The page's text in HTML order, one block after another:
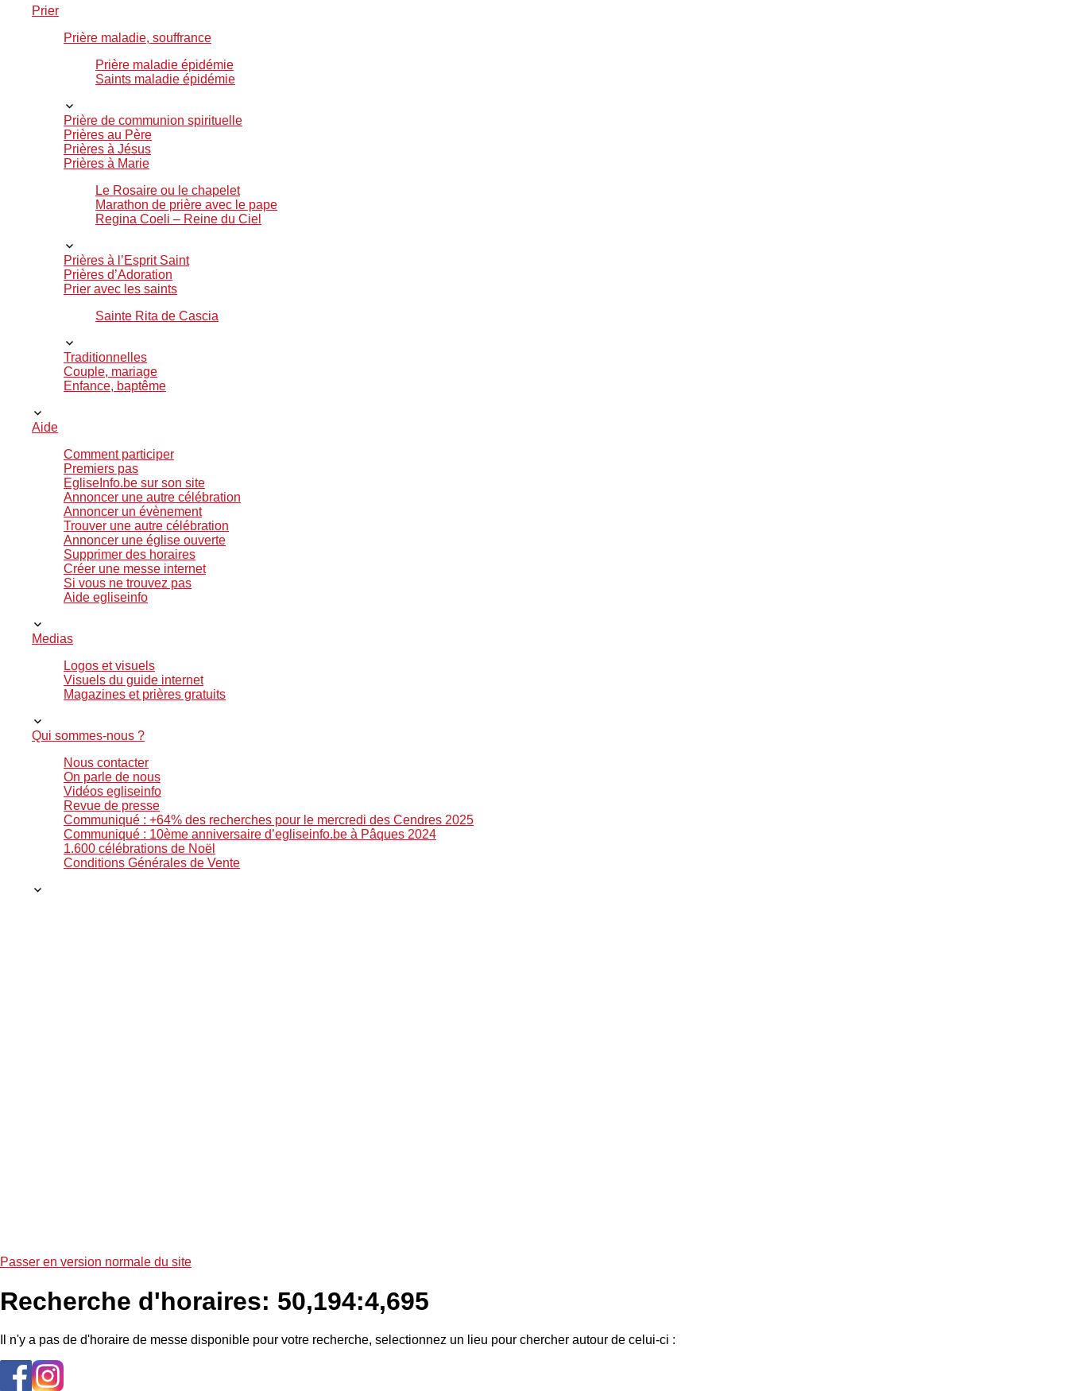
Prier
Prière maladie, souffrance
Prière maladie épidémie
Saints maladie épidémie
Prière de communion spirituelle
Prières au Père
Prières à Jésus
Prières à Marie
Le Rosaire ou le chapelet
Marathon de prière avec le pape
Regina Coeli – Reine du Ciel
Prières à l’Esprit Saint
Prières d’Adoration
Prier avec les saints
Sainte Rita de Cascia
Traditionnelles
Couple, mariage
Enfance, baptême
Aide
Comment participer
Premiers pas
EgliseInfo.be sur son site
Annoncer une autre célébration
Annoncer un évènement
Trouver une autre célébration
Annoncer une église ouverte
Supprimer des horaires
Créer une messe internet
Si vous ne trouvez pas
Aide egliseinfo
Medias
Logos et visuels
Visuels du guide internet
Magazines et prières gratuits
Qui sommes-nous ?
Nous contacter
On parle de nous
Vidéos egliseinfo
Revue de presse
Communiqué : +64% des recherches pour le mercredi des Cendres 2025
Communiqué : 10ème anniversaire d’egliseinfo.be à Pâques 2024
1.600 célébrations de Noël
Conditions Générales de Vente
Passer en version normale du site
Recherche d'horaires: 50,194:4,695
Il n'y a pas de d'horaire de messe disponible pour votre recherche, selectionnez un lieu pour chercher autour de celui-ci :